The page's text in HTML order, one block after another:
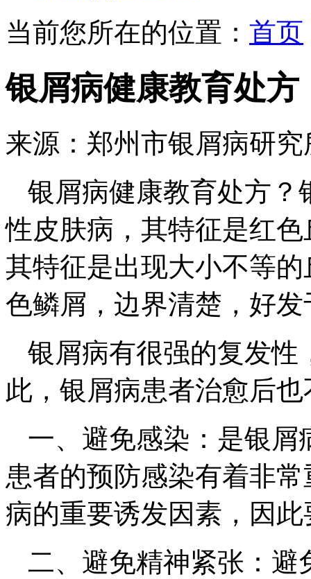
当前您所在的位置： 首页
银屑病健康教育处方
来源：郑州市银屑病研
银屑病健康教育处方？
性皮肤病，其特征是红
其特征是出现大小不等
色鳞屑，边界清楚，好
银屑病有很强的复发性
此，银屑病患者治愈后
一、避免感染：是银屑
患者的预防感染有着非
病的重要诱发因素，因
二、避免精神紧张：避